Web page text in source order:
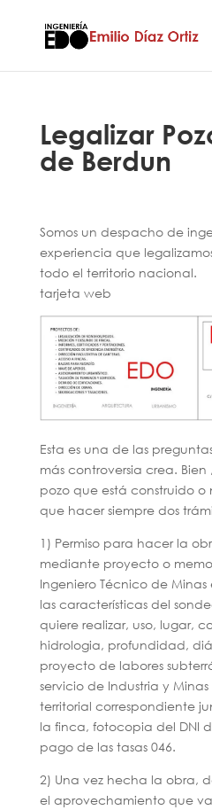
Legalizar
de Berdun
Somos un despacho de
experiencia que
todo el territorio nacional.
tarjeta web
Esta es una de las
más controversia crea.
pozo que está construido o
que hacer siempre dos
1) Permiso para hacer la
mediante proyecto o
Ingeniero Técnico de
las características del
quiere realizar, uso, lugar,
hidrologia, profundidad,
proyecto de labores
servicio de Industria y
territorial correspondiente
la finca, fotocopia del DNI
pago de las tasas 046.
2) Una vez hecha la obra,
el aprovechamiento que